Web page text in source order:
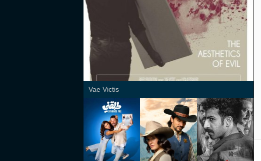
Vae Victis